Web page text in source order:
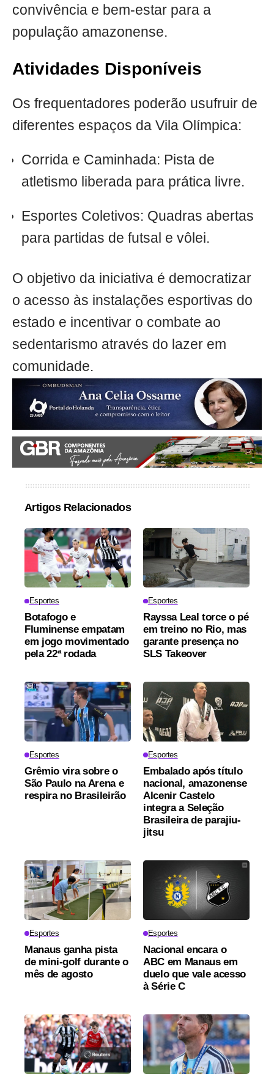
convivência e bem-estar para a
população amazonense.
Atividades Disponíveis
Os frequentadores poderão usufruir de
diferentes espaços da Vila Olímpica:
Corrida e Caminhada: Pista de
atletismo liberada para prática livre.
Esportes Coletivos: Quadras abertas
para partidas de futsal e vôlei.
O objetivo da iniciativa é democratizar
o acesso às instalações esportivas do
estado e incentivar o combate ao
sedentarismo através do lazer em
comunidade.
Artigos Relacionados
Esportes
Botafogo e
Fluminense empatam
em jogo movimentado
pela 22ª rodada
Esportes
Rayssa Leal torce o pé
em treino no Rio, mas
garante presença no
SLS Takeover
Esportes
Grêmio vira sobre o
São Paulo na Arena e
respira no Brasileirão
Esportes
Embalado após título
nacional, amazonense
Alcenir Castelo
integra a Seleção
Brasileira de parajiu-
jitsu
Esportes
Manaus ganha pista
de mini-golf durante o
mês de agosto
Esportes
Nacional encara o
ABC em Manaus em
duelo que vale acesso
à Série C